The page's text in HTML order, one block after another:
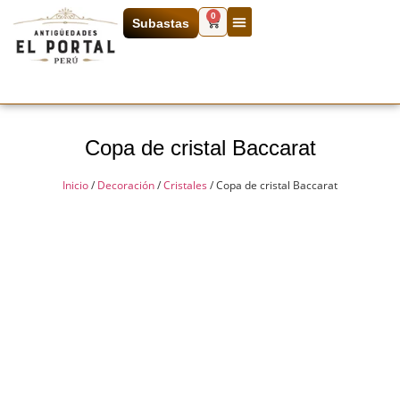
Subastas
0
Copa de cristal Baccarat
Inicio/ Decoración/Cristales / Copa de cristal Baccarat